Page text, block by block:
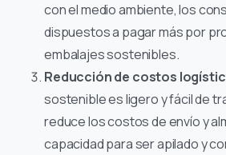
con el medio ambiente, los
dispuestos a pagar más por
embalajes sostenibles.
Reducción de costos
sostenible es ligero y fácil de
reduce los costos de envío y
capacidad para ser apilado y